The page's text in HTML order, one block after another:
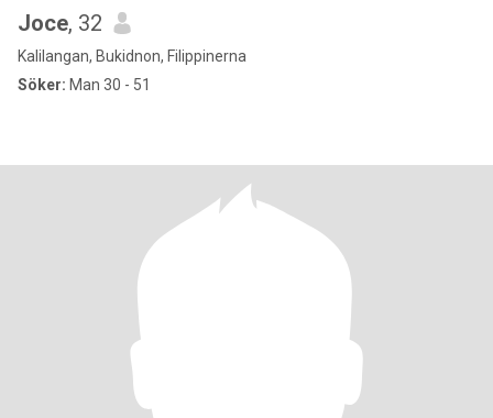
Joce, 32
Kalilangan, Bukidnon, Filippinerna
Söker: Man 30 - 51